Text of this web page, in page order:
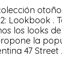
otoño
Lookbook .
los looks de
la
47 Street